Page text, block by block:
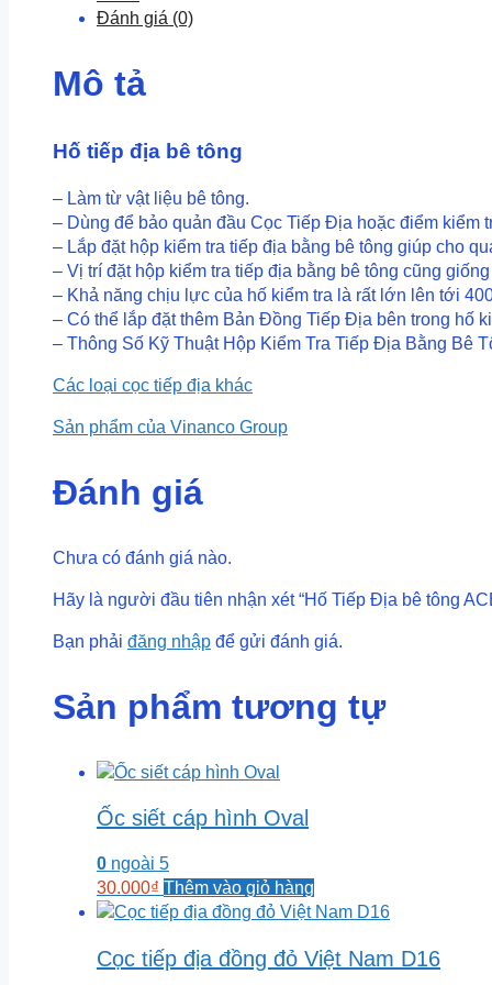
ACE
Độ
số
Đánh giá (0)
Mô tả
Hố tiếp địa bê tông
– Làm từ vật liệu bê tông.
– Dùng để bảo quản đầu Cọc Tiếp Địa hoặc điểm kiểm
– Lắp đặt hộp kiểm tra tiếp địa bằng bê tông giúp cho
– Vị trí đặt hộp kiểm tra tiếp địa bằng bê tông cũng
– Khả năng chịu lực của hố kiểm tra là rất lớn lên tới
– Có thể lắp đặt thêm Bản Đồng Tiếp Địa bên trong hố
– Thông Số Kỹ Thuật Hộp Kiểm Tra Tiếp Địa Bằng Bê
Các loại cọc tiếp địa khác
Sản phẩm của Vinanco Group
Đánh giá
Chưa có đánh giá nào.
Hãy là người đầu tiên nhận xét “Hố Tiếp Địa bê tông
Bạn phải đăng nhập để gửi đánh giá.
Sản phẩm tương tự
Ốc siết cáp hình Oval
0 ngoài 5
30.000₫ Thêm vào giỏ hàng
Cọc tiếp địa đồng đỏ Việt Nam D16